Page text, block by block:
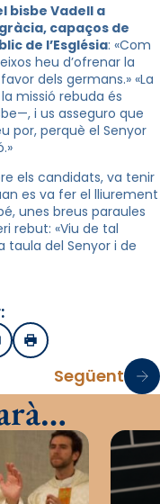
bisbe Vadell a
capaços de
de l’Església: «Com
heu d’ofrenar la
dels germans.» «La
missió rebuda és
i us asseguro que
por, perquè el Senyor
els candidats, va tenir
es va fer el lliurement
unes breus paraules
rebut: «Viu de tal
taula del Senyor i de
Imprimir
Següent